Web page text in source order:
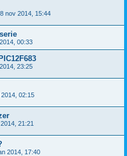
nov 2014, 15:44
00:33
23:25
2014, 02:15
21:21
2014, 17:40